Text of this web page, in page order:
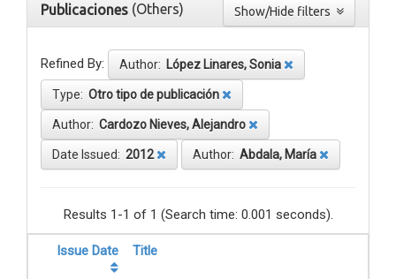
Publicaciones (Others)
Refined By: Author: López Linares, Sonia
Type: Otro tipo de publicación
Author: Cardozo Nieves, Alejandro
Date Issued: 2012 Author: Abdala, María
Results 1-1 of 1 (Search time: 0.001 seconds).
Issue Date Title